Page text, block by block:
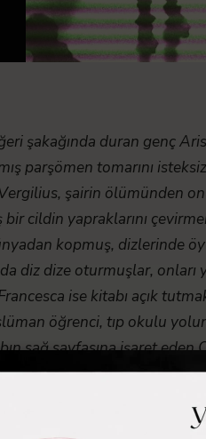
şakağında duran genç
parşömen tomarını
şairin ölümünden
bir cildin yapraklarını
kopmuş, dizlerinde
diz dize oturmuşlar,
ise kitabı açık
öğrenci, tıp okulu
sağ sayfasına işaret
kitaplarının içinden
Tarihi